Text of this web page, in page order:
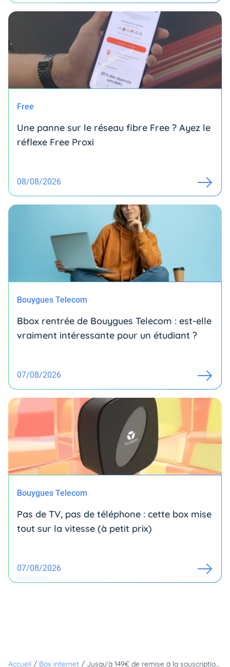
Free
Une panne sur le réseau fibre Free ? Ayez le
réflexe Free Proxi
08/08/2026
Bouygues Telecom
Bbox rentrée de Bouygues Telecom : est-elle
vraiment intéressante pour un étudiant ?
07/08/2026
Bouygues Telecom
Pas de TV, pas de téléphone : cette box mise
tout sur la vitesse (à petit prix)
07/08/2026
Accueil / Box internet / Jusqu'à 149€ de remise à la souscription et 120€ d'économies par an : c'est le moment de passer chez Free